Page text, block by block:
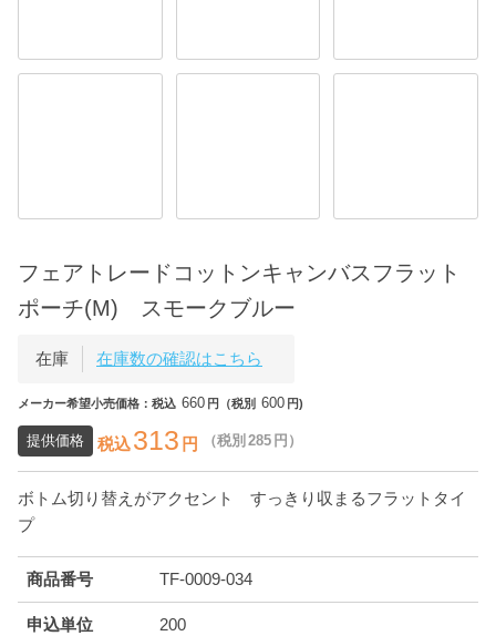
フェアトレードコットンキャンバスフラット
ポーチ(M) スモークブルー
在庫 在庫数の確認はこちら
メーカー希望小売価格：税込 660 円（税別 600 円)
提供価格 税込313 円 （税別 285 円）
ボトム切り替えがアクセント すっきり収まるフラットタイ
プ
商品番号 TF-0009-034
申込単位 200